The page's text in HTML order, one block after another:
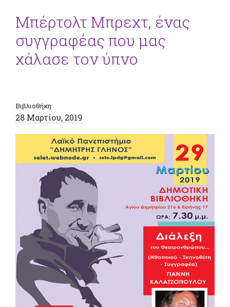
Μπέρτολτ Μπρεχτ, ένας
συγγραφέας που μας
χάλασε τον ύπνο
Βιβλιοθήκη
28 Μαρτίου, 2019